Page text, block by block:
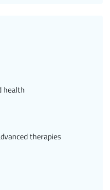
health
therapies